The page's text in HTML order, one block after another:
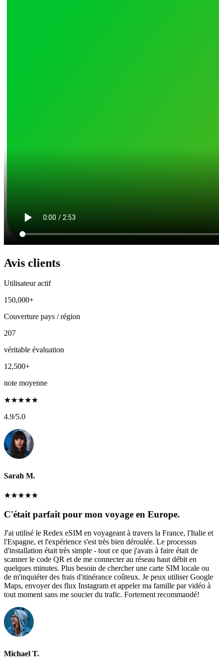
Avis clients
Utilisateur actif
150,000+
Couverture pays / région
207
véritable évaluation
12,500+
note moyenne
★★★★★
4.9/5.0
Sarah M.
★★★★★
C'était parfait pour mon voyage en Europe.
J'ai utilisé le Redex eSIM en voyageant à travers la France, l'Italie et
l'Espagne, et l'expérience s'est très bien déroulée. Le processus
d'installation était très simple - tout ce que j'avais à faire était de
scanner le code QR et de me connecter au réseau haut débit en
quelques minutes. Plus besoin de chercher une carte SIM locale ou
de m'inquiéter des frais d'itinérance coûteux. Je peux utiliser Google
Maps, envoyer des flux Instagram et appeler ma famille par vidéo à
tout moment sans me soucier du trafic. Fortement recommandé!
Michael T.